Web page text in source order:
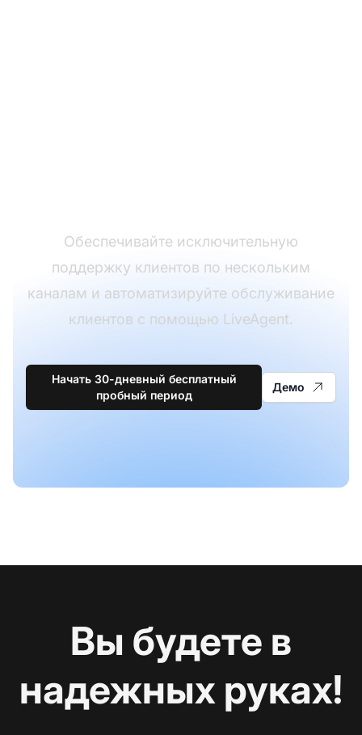
Обеспечивайте исключительную
поддержку клиентов по нескольким
каналам и автоматизируйте обслуживание
клиентов с помощью LiveAgent.
Начать 30-дневный бесплатный
пробный период
Демо
Вы будете в
надежных руках!